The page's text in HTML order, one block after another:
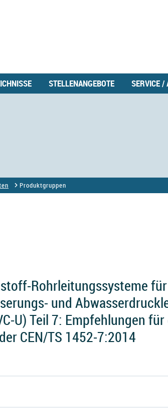
STELLENANGEBOTE SERVICE /
Produktgruppen
Rohrleitungssysteme
und
U) Teil 7: Empfehlungen
CEN/TS 1452-7:2014